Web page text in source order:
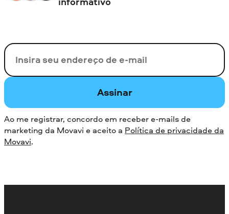
Seu e-mail
Assinar
Ao me registrar, concordo em receber e-mails de
marketing da Movavi e aceito a Política de privacidade da
Movavi.